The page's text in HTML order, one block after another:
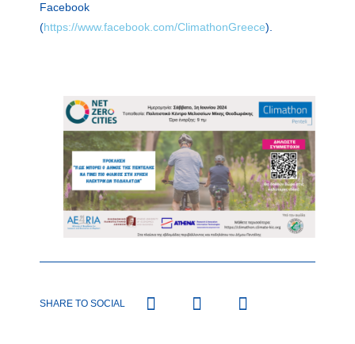
Facebook
(https://www.facebook.com/ClimathonGreece).
SHARE TO SOCIAL